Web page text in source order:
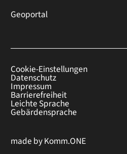
Geoportal
Cookie-Einstellungen
Datenschutz
Impressum
Barrierefreiheit
Leichte Sprache
Gebärdensprache
made byKomm.ONE